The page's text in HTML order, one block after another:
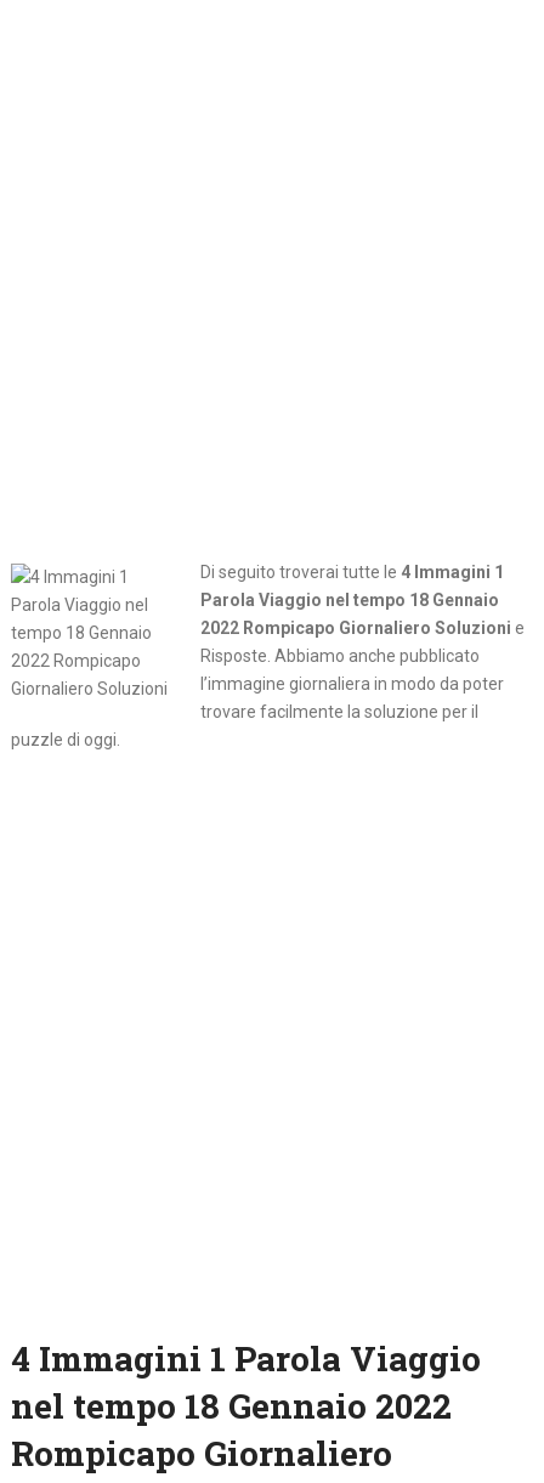
Di seguito troverai tutte le 4 Immagini 1
Parola Viaggio nel tempo 18 Gennaio
2022 Rompicapo Giornaliero Soluzioni e
Risposte. Abbiamo anche pubblicato
l’immagine giornaliera in modo da poter
trovare facilmente la soluzione per il
puzzle di oggi.
4 Immagini 1 Parola Viaggio
nel tempo 18 Gennaio 2022
Rompicapo Giornaliero